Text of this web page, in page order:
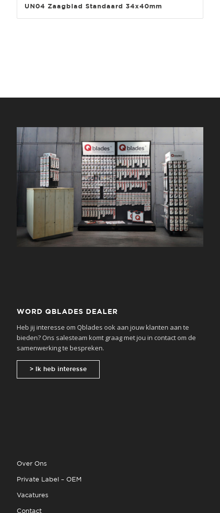
UN04 Zaagblad Standaard 34x40mm
WORD QBLADES DEALER
Heb jij interesse om Qblades ook aan jouw klanten aan te
bieden? Ons salesteam komt graag met jou in contact om de
samenwerking te bespreken.
> Ik heb interesse
Over Ons
Private Label – OEM
Vacatures
Contact